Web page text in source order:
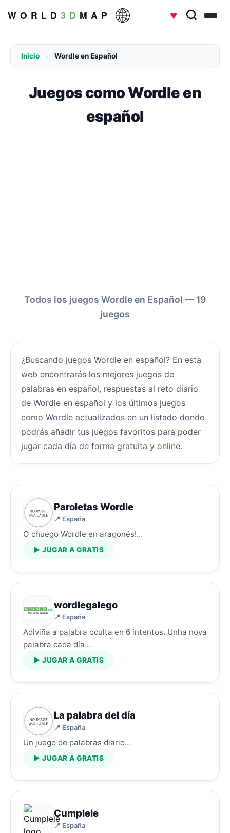
W O R L D 3 D M A P ♥
Inicio › Wordle en Español
Juegos como Wordle en
español
Todos los juegos Wordle en Español — 19
juegos
¿Buscando juegos Wordle en español? En esta
web encontrarás los mejores juegos de
palabras en español, respuestas al reto diario
de Wordle en español y los últimos juegos
como Wordle actualizados en un listado donde
podrás añadir tus juegos favoritos para poder
jugar cada día de forma gratuita y online.
Paroletas Wordle
📍 España
O chuego Wordle en aragonés!…
▶ JUGAR A GRATIS
wordlegalego
📍 España
Adiviña a palabra oculta en 6 intentos. Unha nova
palabra cada día.…
▶ JUGAR A GRATIS
La palabra del día
📍 España
Un juego de palabras diario…
▶ JUGAR A GRATIS
Cumplele
📍 España